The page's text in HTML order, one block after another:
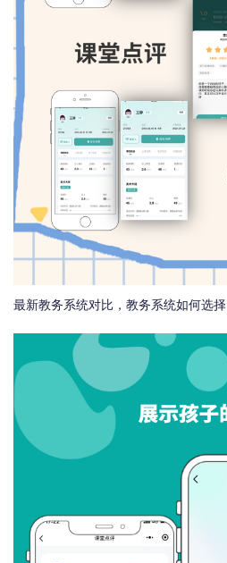
最新教务系统对比，教务系统如何选择